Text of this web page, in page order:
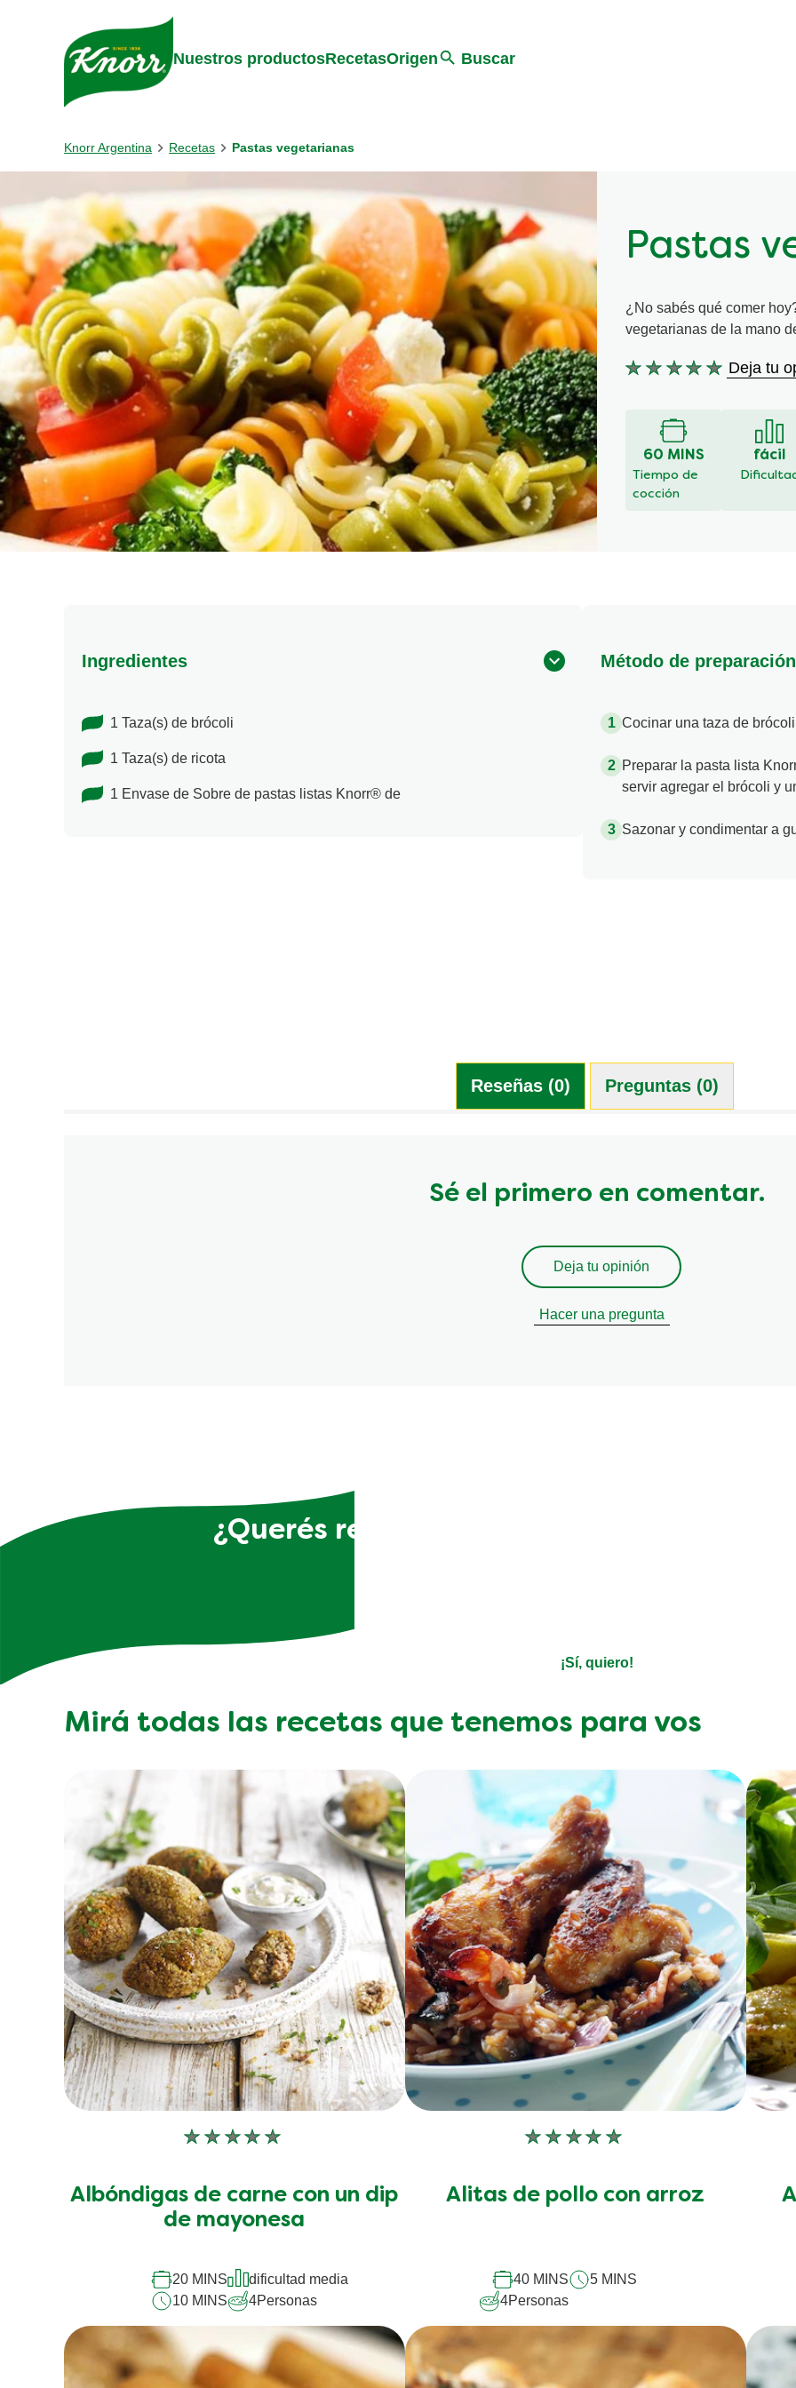
Skip to:
Nuestros productosRecetasOrigen Buscar
Knorr Argentina Recetas Pastas vegetarianas
Pastas
¿No sabés qué comer
vegetarianas de la mano
No
enviado
calificaciones
para
este
recipe
Deja tu
60 MINS
Tiempo de
cocción
fácil
Ingredientes
1 Taza(s) de brócoli
1 Taza(s) de ricota
1 Envase de Sobre de pastas listas Knorr® de
Método de preparación
Cocinar una taza de
Preparar la pasta lista
servir agregar el brócoli y
Sazonar y condimentar a
Reseñas (0) Preguntas (0)
Sé el primero en comentar.
Deja tu opinión
Hacer una pregunta
¿Querés recibir recetas personalizadas,
¡Sí, quiero!
Mirá todas las recetas que tenemos para vos
No
enviado
calificaciones
para
recipe
Albóndigas de carne con un dip
de mayonesa
20 MINS
dificultad media
10 MINS
4Personas
No
enviado
recipe
Alitas de pollo con arroz
40 MINS
5 MINS
4Personas